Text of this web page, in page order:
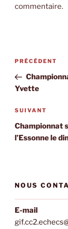
commentaire.
Navigation
l’article
Article
précédent
PRÉCÉDENT
Yvette
Article
suivant
SUIVANT
Championnat
l’Essonne le
NOUS
E-mail